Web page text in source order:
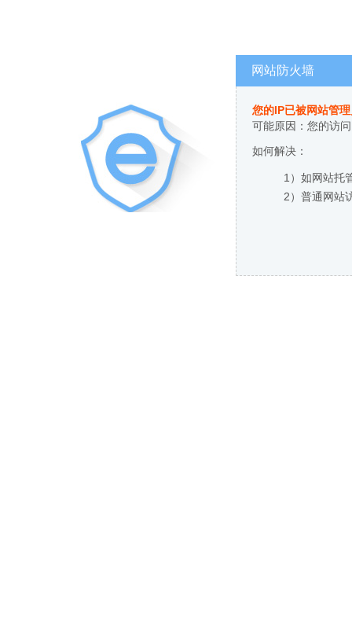
网站防火墙
您的IP已被网站管
可能原因：您的访
如何解决：
1）如网站托
2）普通网站